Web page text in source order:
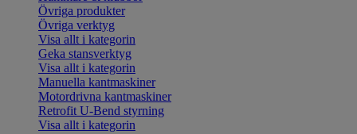
Övriga produkter
Övriga verktyg
Visa allt i kategorin
Geka stansverktyg
Visa allt i kategorin
Manuella kantmaskiner
Motordrivna kantmaskiner
Retrofit U-Bend styrning
Visa allt i kategorin